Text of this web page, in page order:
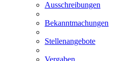
Ausschreibungen
Bekanntmachungen
Stellenangebote
Vergaben